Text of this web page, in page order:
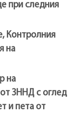
при следния
Контролния
на
на
от ЗННД с оглед
и пета от